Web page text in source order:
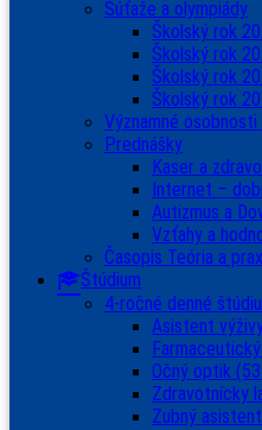
Súťaže a olympiády
Školský rok
Školský rok
Školský rok
Školský rok
Významné
Prednášky
Kaser a
Internet –
Autizmus a
Vzťahy a
Časopis Teória a
Štúdium
4-ročné denné
Asistent
Očný optik
Zdravotnícky
Zubný